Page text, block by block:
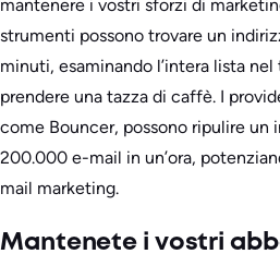
mantenere i vostri sforzi di
strumenti possono trovare un
minuti, esaminando l’intera lista
prendere una tazza di caffè. I
come Bouncer, possono ripulire un
200.000 e-mail in un’ora,
mail marketing.
Mantenete i vostri